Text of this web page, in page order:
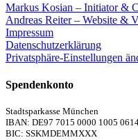
Markus Kosian – Initiator &
Andreas Reiter – Website &
Impressum
Datenschutzerklärung
Privatsphäre-Einstellungen
Spendenkonto
Stadtsparkasse München
IBAN: DE97 7015 0000 1005
BIC: SSKMDEMMXXX